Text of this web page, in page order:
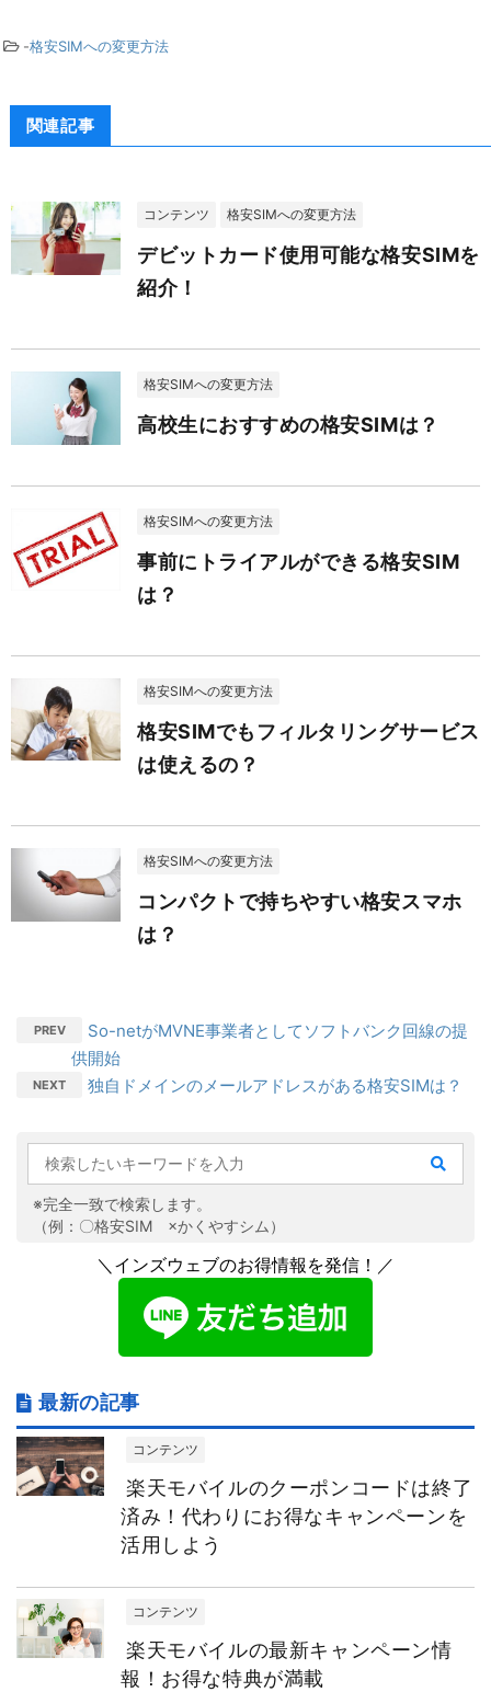
-格安SIMへの変更方法
関連記事
コンテンツ 格安SIMへの変更方法
デビットカード使用可能な格安SIMを
紹介！
格安SIMへの変更方法
高校生におすすめの格安SIMは？
格安SIMへの変更方法
事前にトライアルができる格安SIM
は？
格安SIMへの変更方法
格安SIMでもフィルタリングサービス
は使えるの？
格安SIMへの変更方法
コンパクトで持ちやすい格安スマホ
は？
PREV
So-netがMVNE事業者としてソフトバンク回線の提
供開始
NEXT 独自ドメインのメールアドレスがある格安SIMは？
※完全一致で検索します。
（例：〇格安SIM ×かくやすシム）
＼インズウェブのお得情報を発信！／
最新の記事
コンテンツ
楽天モバイルのクーポンコードは終了
済み！代わりにお得なキャンペーンを
活用しよう
コンテンツ
楽天モバイルの最新キャンペーン情
報！お得な特典が満載